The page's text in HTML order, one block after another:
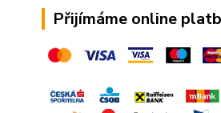
Přijímáme online